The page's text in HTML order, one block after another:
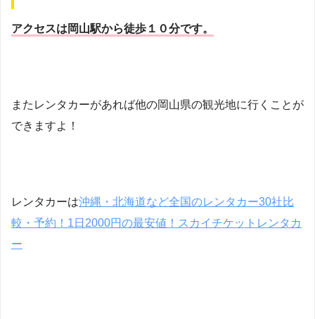
アクセスは岡山駅から徒歩１０分です。
またレンタカーがあれば他の岡山県の観光地に行くことが
できますよ！
レンタカーは沖縄・北海道など全国のレンタカー30社比
較・予約！1日2000円の最安値！スカイチケットレンタカ
ー